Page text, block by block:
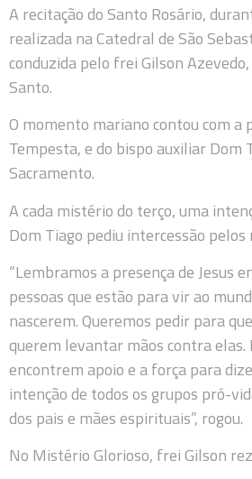
A recitação do Santo Rosário,
realizada na Catedral de São
conduzida pelo frei Gilson
Santo.
O momento mariano contou com a
Tempesta, e do bispo auxiliar Dom
Sacramento.
A cada mistério do terço, uma
Dom Tiago pediu intercessão
“Lembramos a presença de Jesus
pessoas que estão para vir ao
nascerem. Queremos pedir para
querem levantar mãos contra elas.
encontrem apoio e a força para
intenção de todos os grupos pró-
dos pais e mães espirituais”, rogou.
No Mistério Glorioso, frei Gilson